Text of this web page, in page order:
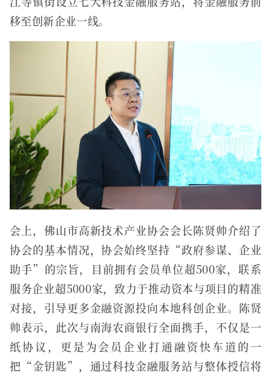
移至创新企业一线。
会上，佛山市高新技术产业协会会长陈贤帅介绍了
协会的基本情况，协会始终坚持“政府参谋、企业
助手”的宗旨，目前拥有会员单位超500家，联系
服务企业超5000家，致力于推动资本与项目的精准
对接，引导更多金融资源投向本地科创企业。陈贤
帅表示，此次与南海农商银行全面携手，不仅是一
纸协议，更是为会员企业打通融资快车道的一
把“金钥匙”，通过科技金融服务站与整体授信将